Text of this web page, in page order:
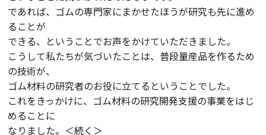
であれば、ゴムの専門家にまかせたほうが研究も先に進め
ることが
できる、ということでお声をかけていただきました。
こうして私たちが気づいたことは、普段量産品を作るため
の技術が、
ゴム材料の研究者のお役に立てるということでした。
これをきっかけに、ゴム材料の研究開発支援の事業をはじ
めることに
なりました。＜続く＞